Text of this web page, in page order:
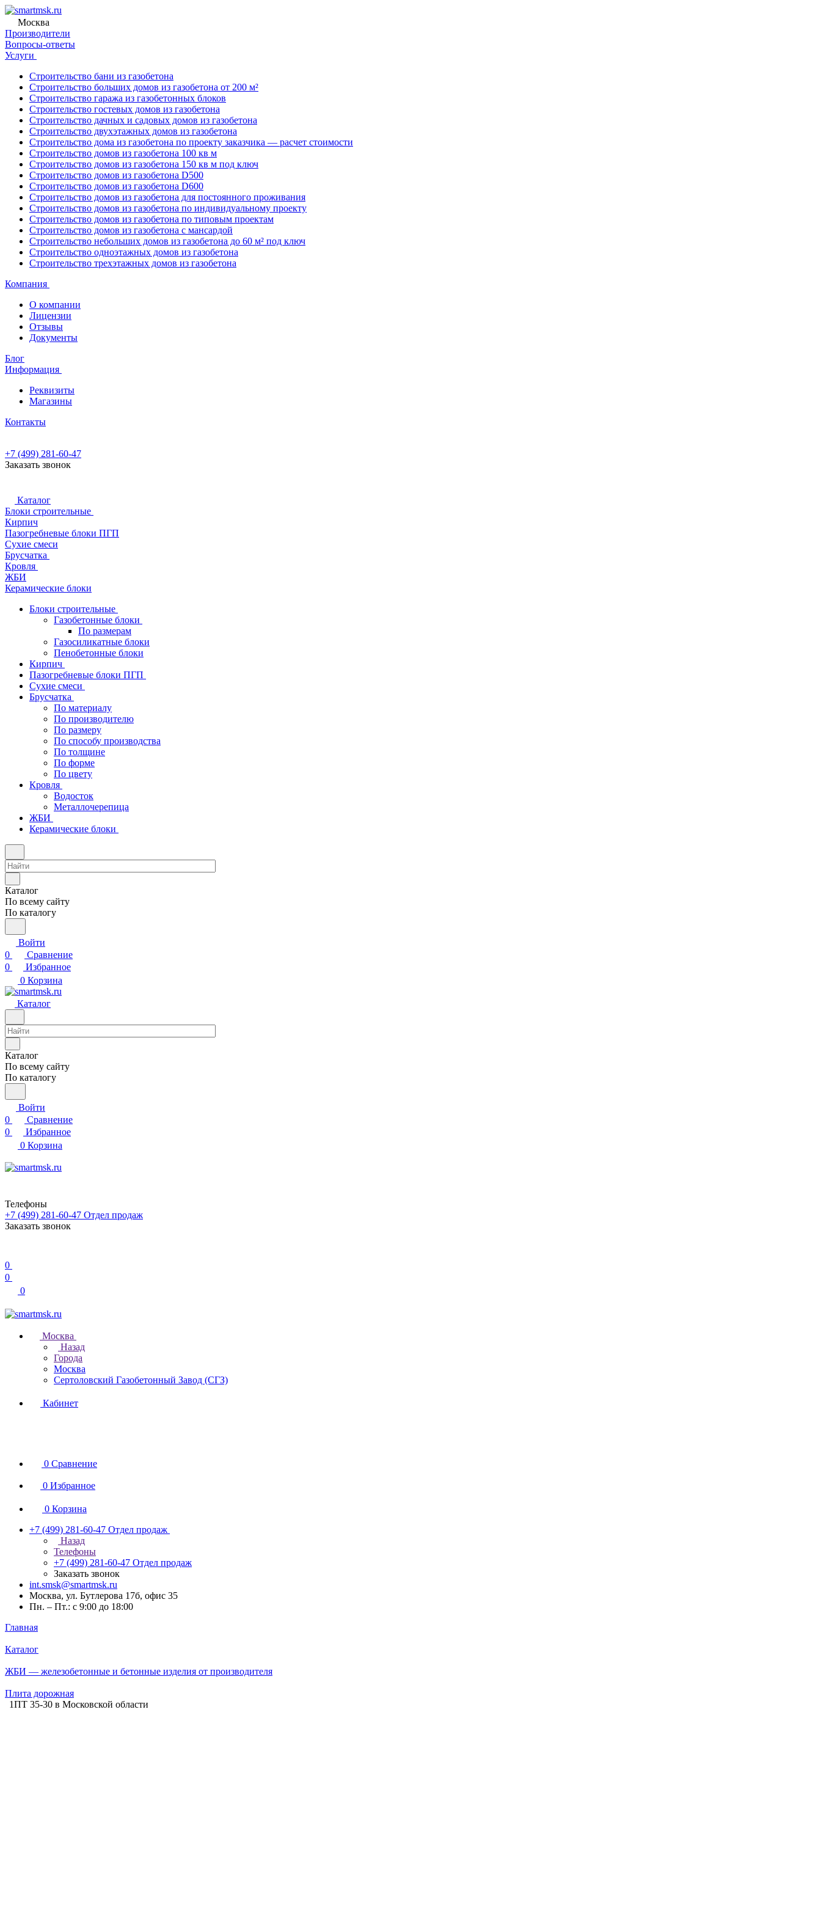
Москва
Производители
Вопросы-ответы
Услуги
Строительство бани из газобетона
Строительство больших домов из газобетона от 200 м²
Строительство гаража из газобетонных блоков
Строительство гостевых домов из газобетона
Строительство дачных и садовых домов из газобетона
Строительство двухэтажных домов из газобетона
Строительство дома из газобетона по проекту заказчика — расчет стоимости
Строительство домов из газобетона 100 кв м
Строительство домов из газобетона 150 кв м под ключ
Строительство домов из газобетона D500
Строительство домов из газобетона D600
Строительство домов из газобетона для постоянного проживания
Строительство домов из газобетона по индивидуальному проекту
Строительство домов из газобетона по типовым проектам
Строительство домов из газобетона с мансардой
Строительство небольших домов из газобетона до 60 м² под ключ
Строительство одноэтажных домов из газобетона
Строительство трехэтажных домов из газобетона
Компания
О компании
Лицензии
Отзывы
Документы
Блог
Информация
Реквизиты
Магазины
Контакты
+7 (499) 281-60-47
Заказать звонок
Каталог
Блоки строительные
Кирпич
Пазогребневые блоки ПГП
Сухие смеси
Брусчатка
Кровля
ЖБИ
Керамические блоки
Блоки строительные
Газобетонные блоки
По размерам
Газосиликатные блоки
Пенобетонные блоки
Кирпич
Пазогребневые блоки ПГП
Сухие смеси
Брусчатка
По материалу
По производителю
По размеру
По способу производства
По толщине
По форме
По цвету
Кровля
Водосток
Металлочерепица
ЖБИ
Керамические блоки
Каталог
По всему сайту
По каталогу
Войти
0
Сравнение
0
Избранное
0 Корзина
Каталог
Каталог
По всему сайту
По каталогу
Войти
0
Сравнение
0
Избранное
0 Корзина
Телефоны
+7 (499) 281-60-47 Отдел продаж
Заказать звонок
0
0
0
Москва
Назад
Города
Москва
Сертоловский Газобетонный Завод (СГЗ)
Кабинет
0 Сравнение
0 Избранное
0 Корзина
+7 (499) 281-60-47 Отдел продаж
Назад
Телефоны
+7 (499) 281-60-47 Отдел продаж
Заказать звонок
int.smsk@smartmsk.ru
Москва, ул. Бутлерова 17б, офис 35
Пн. – Пт.: с 9:00 до 18:00
Главная
Каталог
ЖБИ — железобетонные и бетонные изделия от производителя
Плита дорожная
1ПТ 35-30 в Московской области